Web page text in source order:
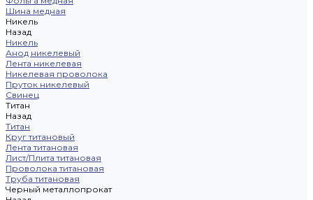
Шина медная
Никель
Назад
Никель
Анод никелевый
Лента никелевая
Никелевая проволока
Пруток никелевый
Свинец
Титан
Назад
Титан
Круг титановый
Лента титановая
Лист/Плита титановая
Проволока титановая
Труба титановая
Черный металлопрокат